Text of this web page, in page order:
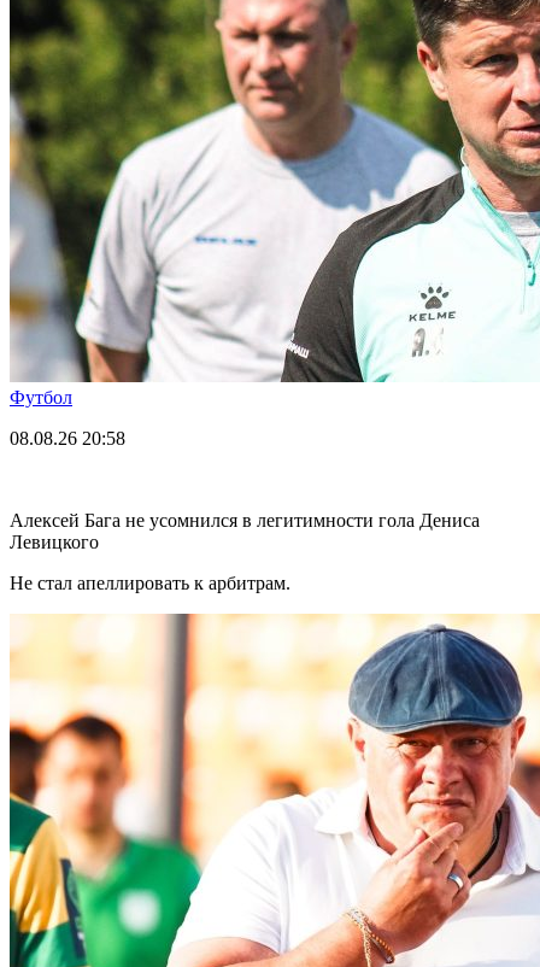
Футбол
08.08.26 20:58
Алексей Бага не усомнился в легитимности гола Дениса
Левицкого
Не стал апеллировать к арбитрам.